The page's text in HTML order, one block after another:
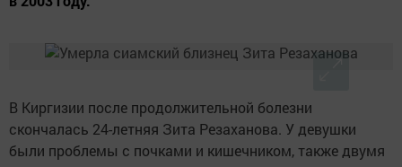
В Киргизии после продолжительной болезни
скончалась 24-летняя Зита Резаханова. У девушки
были проблемы с почками и кишечником, также двумя